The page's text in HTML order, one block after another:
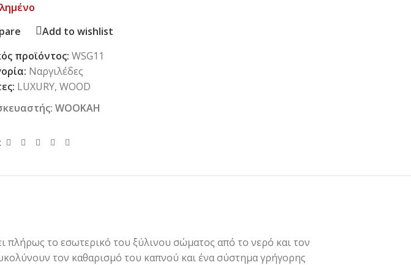
Add to wishlist
προϊόντος: WSG11
Ναργιλέδες
LUXURY, WOOD
WOOKAH
το εσωτερικό του ξύλινου σώματος από το νερό και τον
τον καθαρισμό του καπνού και ένα σύστημα γρήγορης